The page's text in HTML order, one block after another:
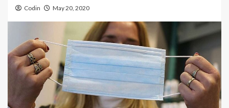
Codin May 20, 2020